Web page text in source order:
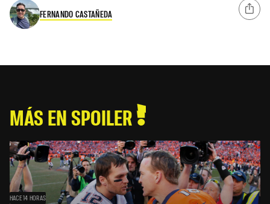
FERNANDO CASTAÑEDA
MÁS EN SPOILER
HACE 14 HORAS